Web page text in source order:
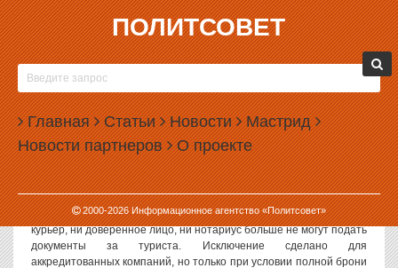
ПОЛИТСОВЕТ
Главная Статьи Новости Мастрид
Новости партнеров О проекте
2000-2026Информационное агентство «Политсовет»
14.05.2026, 11:44
ИТАЛЬЯНСКИЕ ВИЗОВЫЕ ЦЕНТРЫ В РОССИИ
ПРЕКРАТИЛИ ПРИНИМАТЬ ДОКУМЕНТЫ
ЧЕРЕЗ ТРЕТЬИХ ЛИЦ
Итальянские визовые центры в России с 12 мая прекратили
принимать документы через третьих лиц. Как сообщили в
Ассоциации туроператоров России (АТОР), теперь заявление на
визу можно подать только при личной явке заявителя в визовый
центр с паспортом и подтвержденной онлайн-записью. Ни
курьер, ни доверенное лицо, ни нотариус больше не могут подать
документы за туриста. Исключение сделано для
аккредитованных компаний, но только при условии полной брони